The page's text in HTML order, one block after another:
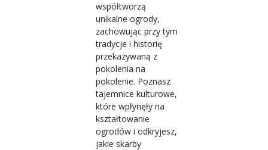
współtworzą
unikalne ogrody,
zachowując przy tym
tradycje i historię
przekazywaną z
pokolenia na
pokolenie. Poznasz
tajemnice kulturowe,
które wpłynęły na
kształtowanie
ogrodów i odkryjesz,
jakie skarby